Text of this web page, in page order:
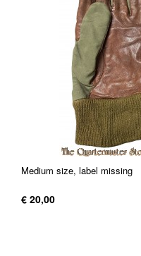
Medium size, label missing
€ 20,00